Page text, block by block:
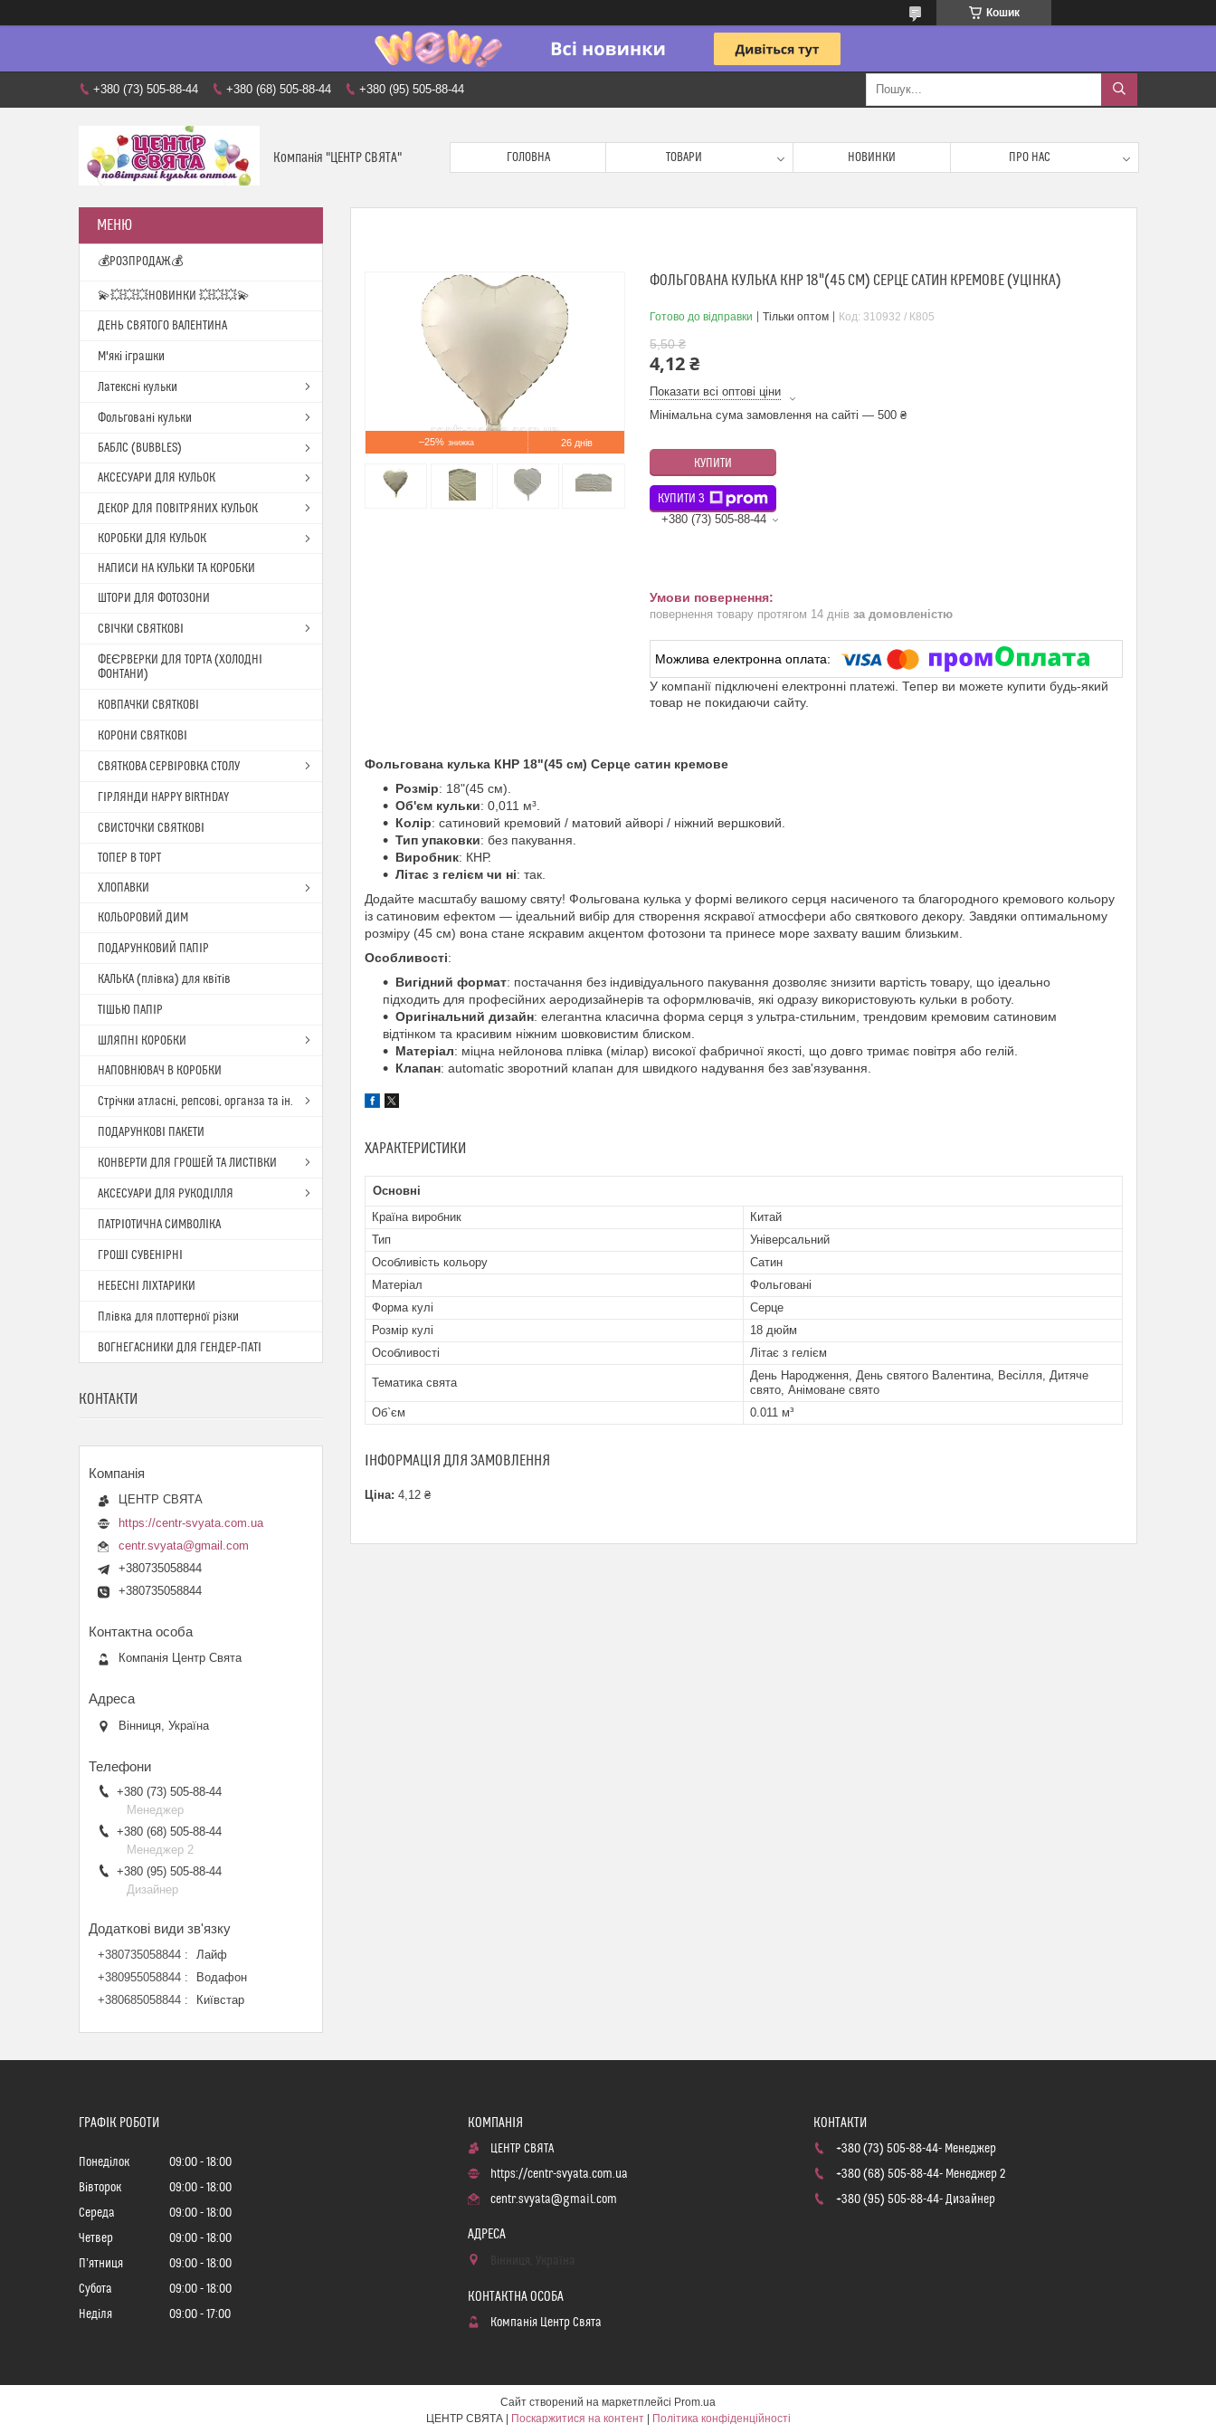
Кошик
+380 (73) 505-88-44 +380 (68) 505-88-44 +380 (95) 505-88-44
Компанія "ЦЕНТР СВЯТА" ГОЛОВНА ТОВАРИ НОВИНКИ ПРО НАС
–25% 26 днів
ФОЛЬГОВАНА КУЛЬКА КНР 18"(45 СМ) СЕРЦЕ САТИН КРЕМОВЕ (УЦІНКА)
Готово до відправки Тільки оптом Код: 310932 / К805
5,50 ₴
4,12 ₴
Показати всі оптові ціни
Мінімальна сума замовлення на сайті — 500 ₴
КУПИТИ
КУПИТИ З
+380 (73) 505-88-44
повернення товару протягом 14 днів за домовленістю
У компанії підключені електронні платежі. Тепер ви можете купити будь-який
товар не покидаючи сайту.
Фольгована кулька КНР 18"(45 см) Серце сатин кремове
Розмір: 18"(45 см).
Об'єм кульки: 0,011 м³.
Колір: сатиновий кремовий / матовий айворі / ніжний вершковий.
Тип упаковки: без пакування.
Виробник: КНР.
Літає з гелієм чи ні: так.
Додайте масштабу вашому святу! Фольгована кулька у формі великого серця насиченого та благородного кремового кольору
із сатиновим ефектом — ідеальний вибір для створення яскравої атмосфери або святкового декору. Завдяки оптимальному
розміру (45 см) вона стане яскравим акцентом фотозони та принесе море захвату вашим близьким.
Особливості:
Вигідний формат: постачання без індивідуального пакування дозволяє знизити вартість товару, що ідеально
підходить для професійних аеродизайнерів та оформлювачів, які одразу використовують кульки в роботу.
Оригінальний дизайн: елегантна класична форма серця з ультра-стильним, трендовим кремовим сатиновим
відтінком та красивим ніжним шовковистим блиском.
Матеріал: міцна нейлонова плівка (мілар) високої фабричної якості, що довго тримає повітря або гелій.
Клапан: automatic зворотний клапан для швидкого надування без зав'язування.
ХАРАКТЕРИСТИКИ
Основні
Країна виробник
Китай
Тип
Універсальний
Особливість кольору
Сатин
Матеріал
Фольговані
Форма кулі
Серце
Розмір кулі
18 дюйм
Особливості
Літає з гелієм
Тематика свята
День Народження, День святого Валентина, Весілля, Дитяче
свято, Анімоване свято
Об`єм
0.011 м³
ІНФОРМАЦІЯ ДЛЯ ЗАМОВЛЕННЯ
Ціна: 4,12 ₴
💰РОЗПРОДАЖ💰
💫💥💥💥НОВИНКИ 💥💥💥💫
ДЕНЬ СВЯТОГО ВАЛЕНТИНА
М'які іграшки
Латексні кульки
Фольговані кульки
БАБЛС (BUBBLES)
АКСЕСУАРИ ДЛЯ КУЛЬОК
ДЕКОР ДЛЯ ПОВІТРЯНИХ КУЛЬОК
КОРОБКИ ДЛЯ КУЛЬОК
НАПИСИ НА КУЛЬКИ ТА КОРОБКИ
ШТОРИ ДЛЯ ФОТОЗОНИ
СВІЧКИ СВЯТКОВІ
ФЕЄРВЕРКИ ДЛЯ ТОРТА (ХОЛОДНІ
ФОНТАНИ)
КОВПАЧКИ СВЯТКОВІ
КОРОНИ СВЯТКОВІ
СВЯТКОВА СЕРВІРОВКА СТОЛУ
ГІРЛЯНДИ HAPPY BIRTHDAY
СВИСТОЧКИ СВЯТКОВІ
ТОПЕР В ТОРТ
ХЛОПАВКИ
КОЛЬОРОВИЙ ДИМ
ПОДАРУНКОВИЙ ПАПІР
КАЛЬКА (плівка) для квітів
ТІШЬЮ ПАПІР
ШЛЯПНІ КОРОБКИ
НАПОВНЮВАЧ В КОРОБКИ
Стрічки атласні, репсові, органза та ін.
ПОДАРУНКОВІ ПАКЕТИ
КОНВЕРТИ ДЛЯ ГРОШЕЙ ТА ЛИСТІВКИ
АКСЕСУАРИ ДЛЯ РУКОДІЛЛЯ
ПАТРІОТИЧНА СИМВОЛІКА
ГРОШІ СУВЕНІРНІ
НЕБЕСНІ ЛІХТАРИКИ
Плівка для плоттерної різки
ВОГНЕГАСНИКИ ДЛЯ ГЕНДЕР-ПАТІ
КОНТАКТИ
ЦЕНТР СВЯТА
https://centr-svyata.com.ua
centr.svyata@gmail.com
+380735058844
+380735058844
Компанія Центр Свята
Вінниця, Україна
+380 (73) 505-88-44
Менеджер
+380 (68) 505-88-44
Менеджер 2
+380 (95) 505-88-44
Дизайнер
+380735058844
Лайф
+380955058844
Водафон
+380685058844
Київстар
ГРАФІК РОБОТИ
Понеділок 09:00
18:00
Вівторок
09:00
18:00
Середа
09:00
18:00
Четвер
09:00
18:00
Пʼятниця
09:00
18:00
Субота
09:00
18:00
Неділя
09:00 17:00
ЦЕНТР СВЯТА
https://centr-svyata.com.ua
centr.svyata@gmail.com
Компанія Центр Свята
+380 (73) 505-88-44 Менеджер
+380 (68) 505-88-44 Менеджер 2
+380 (95) 505-88-44 Дизайнер
Сайт створений на маркетплейсі Prom.ua
ЦЕНТР СВЯТА | Поскаржитися на контент | Політика конфіденційності